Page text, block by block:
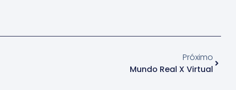
Próximo
Mundo Real X Virtual